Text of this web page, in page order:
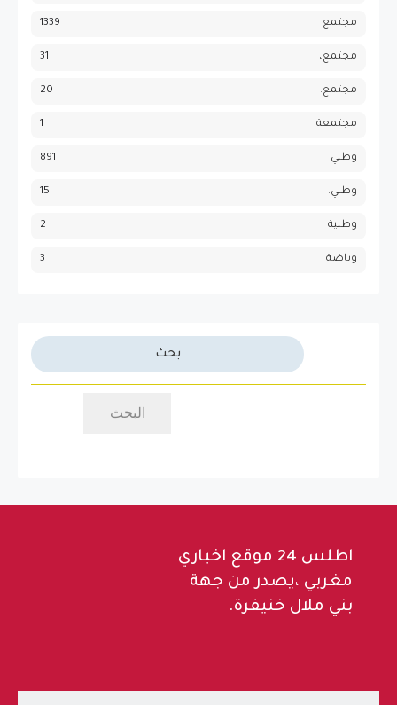
مجتمع 1339
مجتمع، 31
مجتمع. 20
مجتمعة 1
وطني 891
وطني. 15
وطنية 2
وياضة 3
بحث
اطلس 24 موقع اخباري
مغربي ،يصدر من جهة
بني ملال خنيفرة.